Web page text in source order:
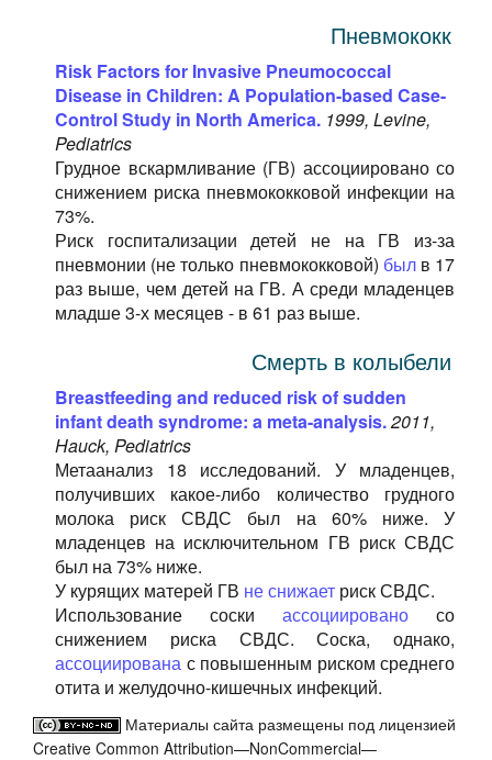
Пневмококк
Risk Factors for Invasive Pneumococcal
Disease in Children: A Population-based Case-
Control Study in North America. 1999, Levine,
Pediatrics
Грудное вскармливание (ГВ) ассоциировано со
снижением риска пневмококковой инфекции на
73%.
Риск госпитализации детей не на ГВ из-за
пневмонии (не только пневмококковой) былв 17
раз выше, чем детей на ГВ. А среди младенцев
младше 3-х месяцев - в 61 раз выше.
Смерть в колыбели
Breastfeeding and reduced risk of sudden
infant death syndrome: a meta-analysis.2011,
Hauck, Pediatrics
Метаанализ 18 исследований. У младенцев,
получивших какое-либо количество грудного
молока риск СВДС был на 60% ниже. У
младенцев на исключительном ГВ риск СВДС
был на 73% ниже.
У курящих матерей ГВ не снижает риск СВДС.
Использование соскиассоциировано со
снижением риска СВДС. Соска, однако,
ассоциирована с повышенным риском среднего
отита и желудочно-кишечных инфекций.
Материалы сайта размещены под лицензией
Creative Common Attribution—NonCommercial—